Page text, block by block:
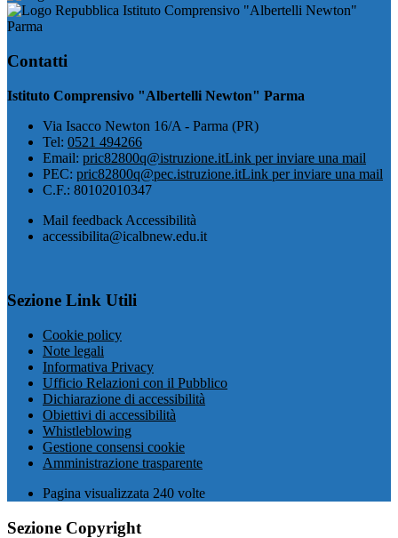
Istituto Comprensivo "Albertelli Newton"
Parma
Contatti
Istituto Comprensivo "Albertelli Newton" Parma
Via Isacco Newton 16/A - Parma (PR)
Tel: 0521 494266
Email: pric82800q@istruzione.itLink per inviare una mail
PEC: pric82800q@pec.istruzione.itLink per inviare una mail
C.F.: 80102010347
Mail feedback Accessibilità
accessibilita@icalbnew.edu.it
Sezione Link Utili
Cookie policy
Note legali
Informativa Privacy
Ufficio Relazioni con il Pubblico
Dichiarazione di accessibilità
Obiettivi di accessibilità
Whistleblowing
Gestione consensi cookie
Amministrazione trasparente
Pagina visualizzata 240 volte
Sezione Copyright